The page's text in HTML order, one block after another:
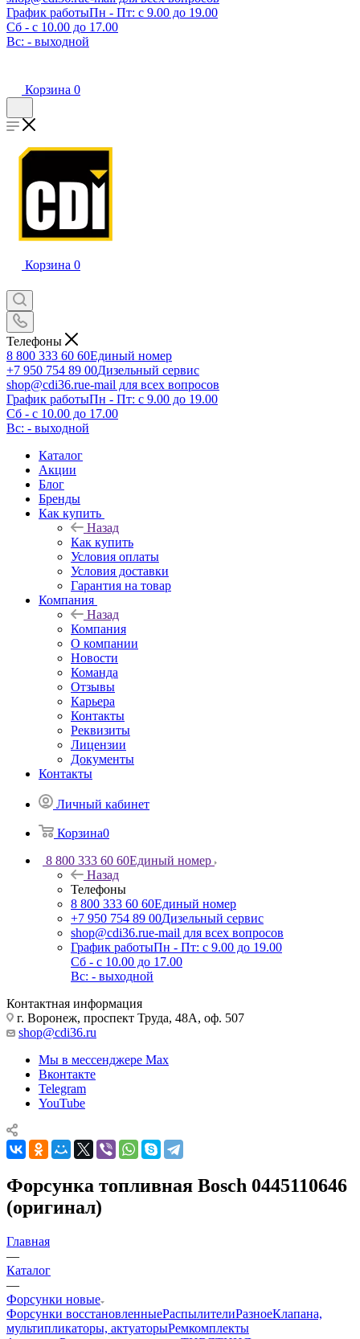
График работыПн - Пт: с 9.00 до 19.00
Сб - с 10.00 до 17.00
Вс: - выходной
Корзина 0
Корзина 0
Телефоны
8 800 333 60 60Единый номер
+7 950 754 89 00Дизельный сервис
shop@cdi36.rue-mail для всех вопросов
График работыПн - Пт: с 9.00 до 19.00
Сб - с 10.00 до 17.00
Вс: - выходной
Каталог
Акции
Блог
Бренды
Как купить
Назад
Как купить
Условия оплаты
Условия доставки
Гарантия на товар
Компания
Назад
Компания
О компании
Новости
Команда
Отзывы
Карьера
Контакты
Реквизиты
Лицензии
Документы
Контакты
Личный кабинет
Корзина0
8 800 333 60 60Единый номер
Назад
Телефоны
8 800 333 60 60Единый номер
+7 950 754 89 00Дизельный сервис
shop@cdi36.rue-mail для всех вопросов
График работыПн - Пт: с 9.00 до 19.00
Сб - с 10.00 до 17.00
Вс: - выходной
Контактная информация
г. Воронеж, проспект Труда, 48А, оф. 507
shop@cdi36.ru
Мы в мессенджере Max
Вконтакте
Telegram
YouTube
Форсунка топливная Bosch 0445110646
(оригинал)
Главная
—
Каталог
—
Форсунки новые
Форсунки восстановленныеРаспылителиРазноеКлапана,
мультипликаторы, актуаторыРемкомплекты